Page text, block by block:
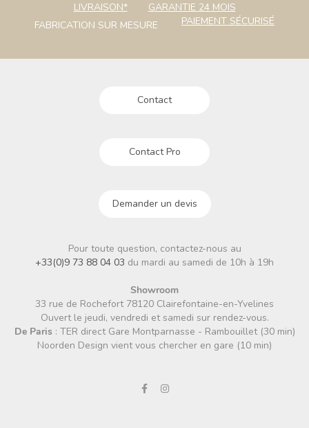
LIVRAISON*
GARANTIE 24 MOIS
FABRICATION SUR MESURE
PAIEMENT SÉCURISÉ
Contact
Contact Pro
Demander un devis
Pour toute question, contactez-nous au
+33(0)9 73 88 04 03 du mardi au samedi de 10h à 19h
Showroom
33 rue de Rochefort 78120 Clairefontaine-en-Yvelines
Ouvert le jeudi, vendredi et samedi sur rendez-vous.
De Paris : TER direct Gare Montparnasse - Rambouillet (30 min)
Noorden Design vient vous chercher en gare (10 min)